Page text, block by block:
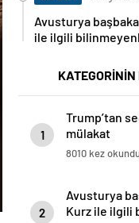
Avusturya
ile ilgili
1
Trump’tan
mülakat
8010 kez okundu
2
Avusturya
Kurz ile ilgili